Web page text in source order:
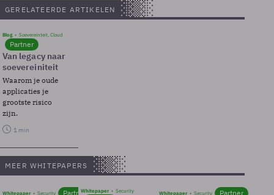
GERELATEERDE ARTIKELEN
Blog Soevereinteit, Cloud
Partner
Van legacy naar
soevereiniteit
Waarom je oude
applicaties je
grootste risico
zijn.
1 min
MEER WHITEPAPERS
Whitepaper Security PartnerWhitepaper Security Whitepaper Security Partner